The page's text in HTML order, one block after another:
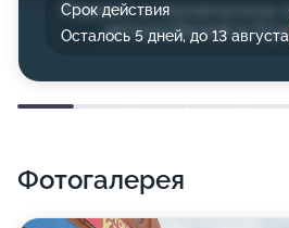
Срок действия
Осталось 5 дней, до 13 августа
Фотогалерея